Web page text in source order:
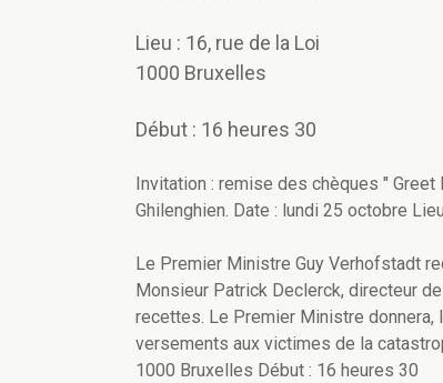
Lieu : 16, rue de la Loi
1000 Bruxelles
Début : 16 heures 30
Invitation : remise des chèques "
Ghilenghien. Date : lundi 25 octobre
Le Premier Ministre Guy Verhofstadt
Monsieur Patrick Declerck, directeur
recettes. Le Premier Ministre donnera,
versements aux victimes de la
1000 Bruxelles Début : 16 heures 30